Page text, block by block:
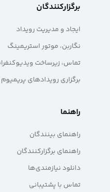
برگزارکنندگان
ایجاد و مدیریت رویداد
نگاربن، موتور استریمینگ
تماس، زیرساخت
برگزاری رویدادهای پریمیوم
راهنما
راهنمای بینندگان
راهنمای برگزارکنندگان
دانلود نیازمندی‌ها
تماس با پشتیبانی